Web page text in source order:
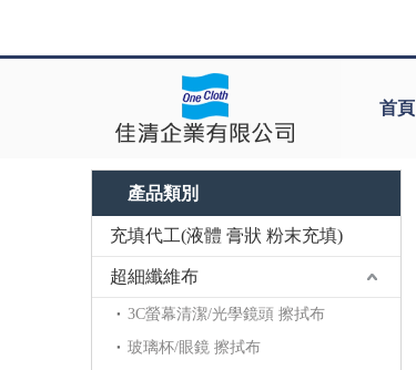
首頁
產品類別
充填代工(液體 膏狀 粉末充填)
超細纖維布
3C螢幕清潔/光學鏡頭 擦拭布
玻璃杯/眼鏡 擦拭布